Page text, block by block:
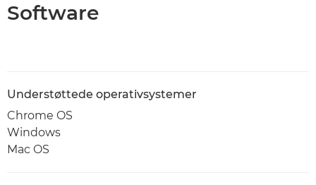
Software
Understøttede operativsystemer
Chrome OS
Windows
Mac OS